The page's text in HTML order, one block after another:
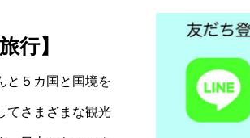
行】
と５カ国と国境を
てさまざまな観光